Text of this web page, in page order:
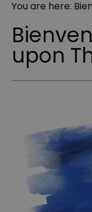
You are here:
upon